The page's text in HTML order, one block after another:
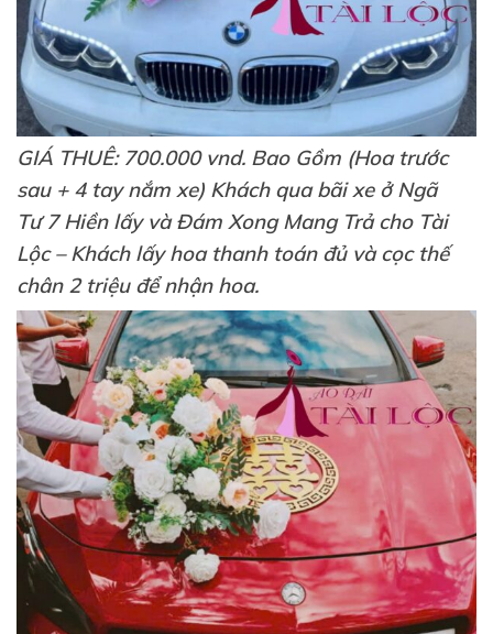
GIÁ THUÊ: 700.000 vnd. Bao Gồm (Hoa trước
sau + 4 tay nắm xe) Khách qua bãi xe ở Ngã
Tư 7 Hiền lấy và Đám Xong Mang Trả cho Tài
Lộc – Khách lấy hoa thanh toán đủ và cọc thế
chân 2 triệu để nhận hoa.